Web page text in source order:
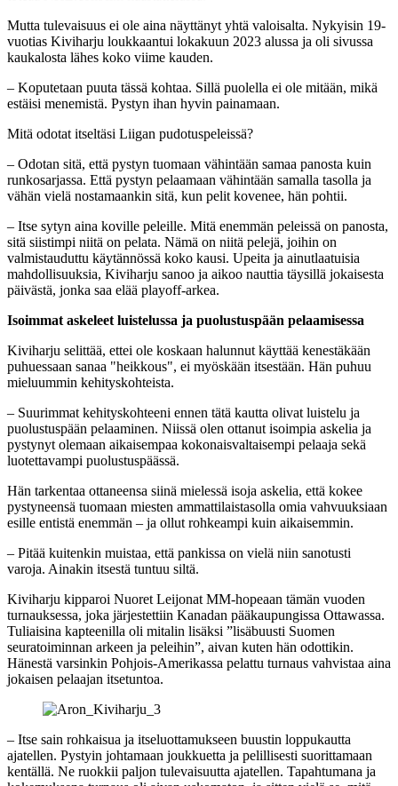
Mutta tulevaisuus ei ole aina näyttänyt yhtä valoisalta. Nykyisin 19-
vuotias Kiviharju loukkaantui lokakuun 2023 alussa ja oli sivussa
kaukalosta lähes koko viime kauden.
– Koputetaan puuta tässä kohtaa. Sillä puolella ei ole mitään, mikä
estäisi menemistä. Pystyn ihan hyvin painamaan.
Mitä odotat itseltäsi Liigan pudotuspeleissä?
– Odotan sitä, että pystyn tuomaan vähintään samaa panosta kuin
runkosarjassa. Että pystyn pelaamaan vähintään samalla tasolla ja
vähän vielä nostamaankin sitä, kun pelit kovenee, hän pohtii.
– Itse sytyn aina koville peleille. Mitä enemmän peleissä on panosta,
sitä siistimpi niitä on pelata. Nämä on niitä pelejä, joihin on
valmistauduttu käytännössä koko kausi. Upeita ja ainutlaatuisia
mahdollisuuksia, Kiviharju sanoo ja aikoo nauttia täysillä jokaisesta
päivästä, jonka saa elää playoff-arkea.
Isoimmat askeleet luistelussa ja puolustuspään pelaamisessa
Kiviharju selittää, ettei ole koskaan halunnut käyttää kenestäkään
puhuessaan sanaa "heikkous", ei myöskään itsestään. Hän puhuu
mieluummin kehityskohteista.
– Suurimmat kehityskohteeni ennen tätä kautta olivat luistelu ja
puolustuspään pelaaminen. Niissä olen ottanut isoimpia askelia ja
pystynyt olemaan aikaisempaa kokonaisvaltaisempi pelaaja sekä
luotettavampi puolustuspäässä.
Hän tarkentaa ottaneensa siinä mielessä isoja askelia, että kokee
pystyneensä tuomaan miesten ammattilaistasolla omia vahvuuksiaan
esille entistä enemmän – ja ollut rohkeampi kuin aikaisemmin.
– Pitää kuitenkin muistaa, että pankissa on vielä niin sanotusti
varoja. Ainakin itsestä tuntuu siltä.
Kiviharju kipparoi Nuoret Leijonat MM-hopeaan tämän vuoden
turnauksessa, joka järjestettiin Kanadan pääkaupungissa Ottawassa.
Tuliaisina kapteenilla oli mitalin lisäksi ”lisäbuusti Suomen
seuratoiminnan arkeen ja peleihin”, aivan kuten hän odottikin.
Hänestä varsinkin Pohjois-Amerikassa pelattu turnaus vahvistaa aina
jokaisen pelaajan itsetuntoa.
– Itse sain rohkaisua ja itseluottamukseen buustin loppukautta
ajatellen. Pystyin johtamaan joukkuetta ja pelillisesti suorittamaan
kentällä. Ne ruokkii paljon tulevaisuutta ajatellen. Tapahtumana ja